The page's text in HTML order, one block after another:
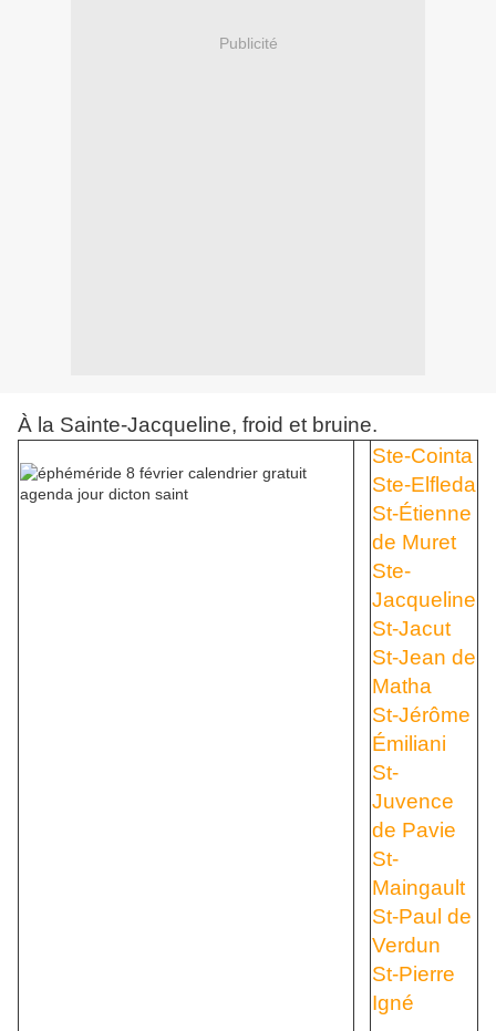
Publicité
À la Sainte-Jacqueline, froid et bruine.
Ste-Cointa
Ste-Elfleda
St-Étienne
de Muret
Ste-
Jacqueline
St-Jacut
St-Jean de
Matha
St-Jérôme
Émiliani
St-
Juvence
de Pavie
St-
Maingault
St-Paul de
Verdun
St-Pierre
Igné